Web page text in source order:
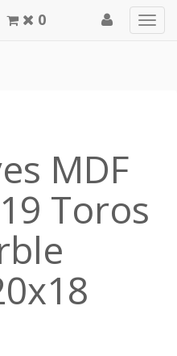
0
MDF
Toros